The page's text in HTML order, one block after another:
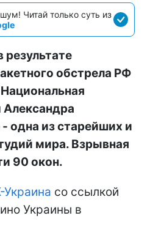
Читай только суть из
результате
обстрела РФ
Александра
одна из старейших и
мира. Взрывная
90 окон.
Украина со ссылкой
Украины в